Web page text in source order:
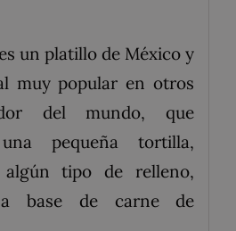
es un platillo de México y
muy popular en otros
del mundo, que
pequeña tortilla,
tipo de relleno,
a base de carne de